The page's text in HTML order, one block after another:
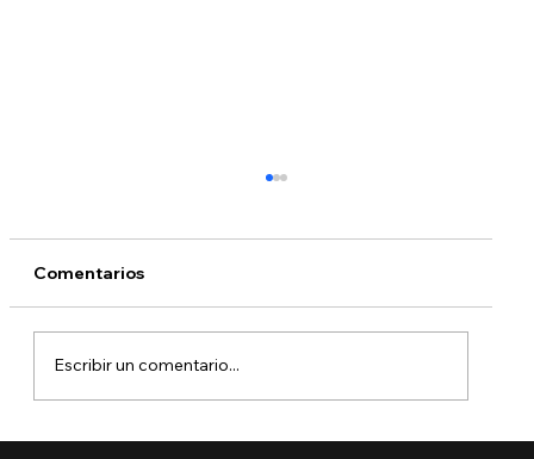
¿Qué está pasando con DACA?
Comentarios
Escribir un comentario...